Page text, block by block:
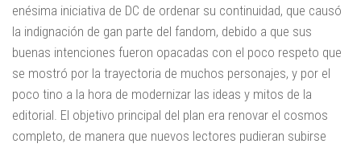
enésima iniciativa de DC de ordenar su continuidad, que causó
la indignación de gan parte del fandom, debido a que sus
buenas intenciones fueron opacadas con el poco respeto que
se mostró por la trayectoria de muchos personajes, y por el
poco tino a la hora de modernizar las ideas y mitos de la
editorial. El objetivo principal del plan era renovar el cosmos
completo, de manera que nuevos lectores pudieran subirse